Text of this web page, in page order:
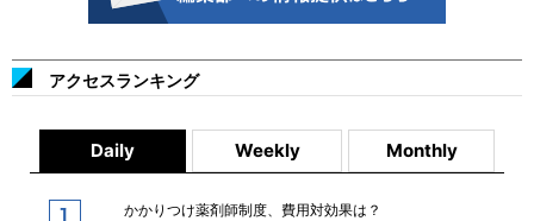
アクセスランキング
Daily Weekly Monthly
かかりつけ薬剤師制度、費用対効果は？